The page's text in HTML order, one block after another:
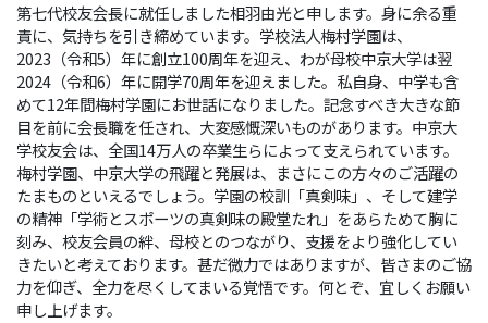
第七代校友会長に就任しました相羽由光と申します。身に余る重
責に、気持ちを引き締めています。学校法人梅村学園は、
2023（令和5）年に創立100周年を迎え、わが母校中京大学は翌
2024（令和6）年に開学70周年を迎えました。私自身、中学も含
めて12年間梅村学園にお世話になりました。記念すべき大きな節
目を前に会長職を任され、大変感慨深いものがあります。中京大
学校友会は、全国14万人の卒業生らによって支えられています。
梅村学園、中京大学の飛躍と発展は、まさにこの方々のご活躍の
たまものといえるでしょう。学園の校訓「真剣味」、そして建学
の精神「学術とスポーツの真剣味の殿堂たれ」をあらためて胸に
刻み、校友会員の絆、母校とのつながり、支援をより強化してい
きたいと考えております。甚だ微力ではありますが、皆さまのご協
力を仰ぎ、全力を尽くしてまいる覚悟です。何とぞ、宜しくお願い
申し上げます。